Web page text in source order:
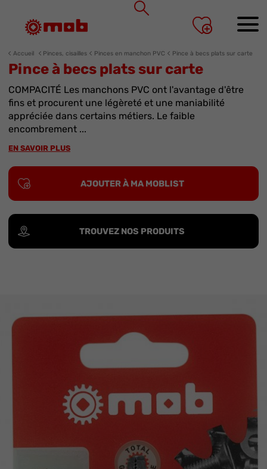
Accueil Pinces, cisailles Pinces en manchon PVC Pince à becs plats sur carte
Pince à becs plats sur carte
COMPACITÉ Les manchons PVC ont l'avantage d'être
fins et procurent une légèreté et une maniabilité
appréciée dans certains métiers. Le faible
encombrement ...
EN SAVOIR PLUS
AJOUTER À MA MOBLIST
TROUVEZ NOS PRODUITS